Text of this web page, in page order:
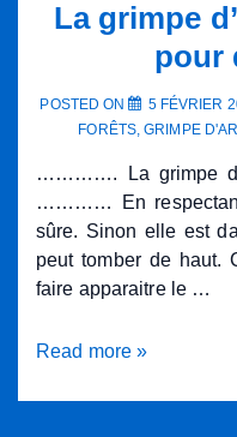
projet
renaturation
Voyage
futur…
La grimpe
pour
POSTED ON 5 FÉVRIER
FORÊTS,GRIMPE
…………. La grimpe
………… En
sûre. Sinon elle est
peut tomber de haut.
faire apparaitre le …
La
d’arbre
Read more »